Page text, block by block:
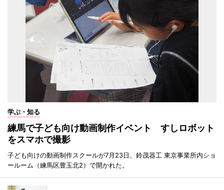
学ぶ・知る
練馬で子ども向け動画制作イベント すしロボット
をスマホで撮影
子ども向けの動画制作スクールが7月23日、鈴茂器工 東京事業所内ショ
ールーム（練馬区豊玉北2）で開かれた。